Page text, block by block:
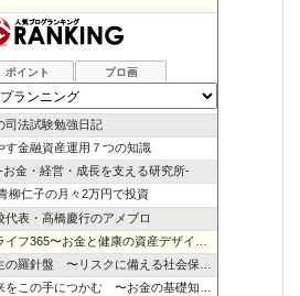
ポイント ブロ画
になりたいな
業生活
司法試験勉強日記
す金融資産運用７つの知識
お金・経営・成長を支える研究所-
柳仁子の月々2万円で投資
代表・高橋慶行のアメブロ
フ365〜お金と健康の資産デザイン〜
羅針盤 〜リスクに備える社会保障〜
この手につかむ 〜お金の基礎知識〜